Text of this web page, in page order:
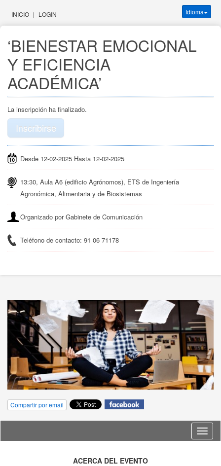
INICIO | LOGIN Idioma
‘BIENESTAR EMOCIONAL
Y EFICIENCIA
ACADÉMICA’
La inscripción ha finalizado.
Inscribirse
Desde 12-02-2025 Hasta 12-02-2025
13:30, Aula A6 (edificio Agrónomos), ETS de Ingeniería
Agronómica, Alimentaria y de Biosistemas
Organizado por Gabinete de Comunicación
Teléfono de contacto: 91 06 71178
Compartir por email
Idioma
ACERCA DEL EVENTO